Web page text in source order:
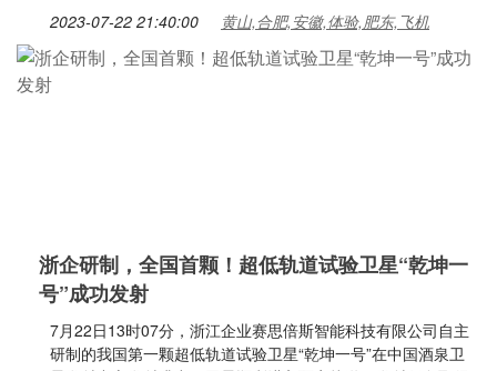
2023-07-22 21:40:00 黄山,合肥,安徽,体验,肥东,飞机
浙企研制，全国首颗！超低轨道试验卫星“乾坤一
号”成功发射
7月22日13时07分，浙江企业赛思倍斯智能科技有限公司自主
研制的我国第一颗超低轨道试验卫星“乾坤一号”在中国酒泉卫